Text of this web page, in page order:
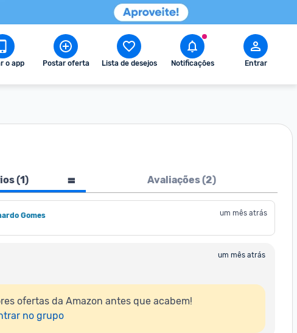
o app Postar oferta Lista de desejos Notificações Entrar
(1) Avaliações (2)
Gomes um mês atrás
um mês atrás
ofertas da Amazon antes que acabem!
no grupo